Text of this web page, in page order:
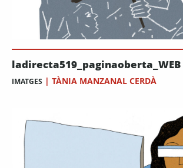
ladirecta519_paginaoberta_WEB
IMATGES | TÀNIA MANZANAL CERDÀ